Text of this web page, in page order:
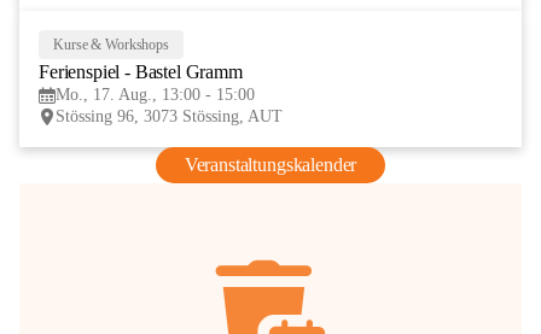
Kurse & Workshops
Ferienspiel - Bastel Gramm
Mo., 17. Aug., 13:00 - 15:00
Stössing 96, 3073 Stössing, AUT
Veranstaltungskalender